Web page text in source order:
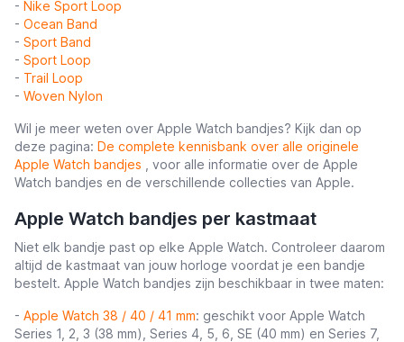
- Nike Sport Loop
- Ocean Band
- Sport Band
- Sport Loop
- Trail Loop
- Woven Nylon
Wil je meer weten over Apple Watch bandjes? Kijk dan op
deze pagina: De complete kennisbank over alle originele
Apple Watch bandjes
, voor alle informatie over de Apple
Watch bandjes en de verschillende collecties van Apple.
Apple Watch bandjes per kastmaat
Niet elk bandje past op elke Apple Watch. Controleer daarom
altijd de kastmaat van jouw horloge voordat je een bandje
bestelt. Apple Watch bandjes zijn beschikbaar in twee maten:
- Apple Watch 38 / 40 / 41 mm: geschikt voor Apple Watch
Series 1, 2, 3 (38 mm), Series 4, 5, 6, SE (40 mm) en Series 7,